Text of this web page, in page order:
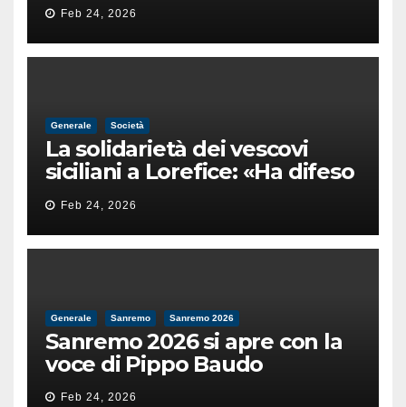
male
Feb 24, 2026
Generale Società
La solidarietà dei vescovi
siciliani a Lorefice: «Ha difeso
il valore e la dignità
dell’umanità»
Feb 24, 2026
Generale Sanremo Sanremo 2026
Sanremo 2026 si apre con la
voce di Pippo Baudo
Feb 24, 2026